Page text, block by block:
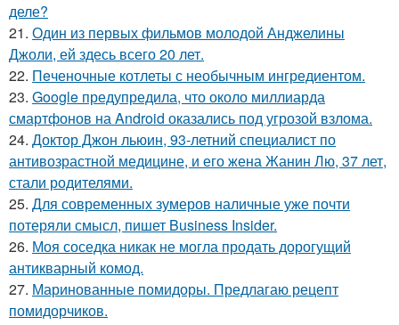
деле?
21. Один из первых фильмов молодой Анджелины
Джоли, ей здесь всего 20 лет.
22. Пeченочные котлеты с необычным ингредиентом.
23. Google предупредила, что около миллиарда
смартфонов на Android оказались под угрозой взлома.
24. Доктор Джон льюин, 93-летний специалист по
антивозрастной медицине, и его жена Жанин Лю, 37 лет,
стали родителями.
25. Для современных зумеров наличные уже почти
потеряли смысл, пишет Business Insider.
26. Моя соседка никак не могла продать дорогущий
антикварный комод.
27. Маринованные помидоры. Предлагаю рецепт
помидорчиков.